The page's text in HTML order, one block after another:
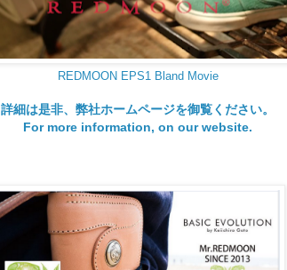
REDMOON EPS1 Bland Movie
詳細は是非、弊社ホームページを御覧ください。
For more information, on our website.